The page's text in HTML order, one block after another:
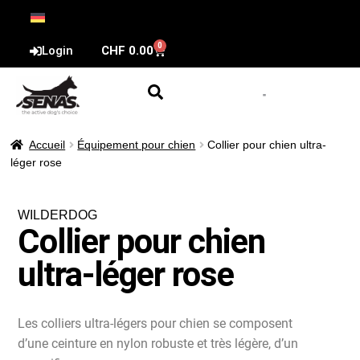
Login CHF 0.00 0
Accueil Équipement pour chien
Collier pour chien ultra-
léger rose
WILDERDOG
Collier pour chien
ultra-léger rose
Les colliers ultra-légers pour chien se composent
d’une ceinture en nylon robuste et très légère, d’un